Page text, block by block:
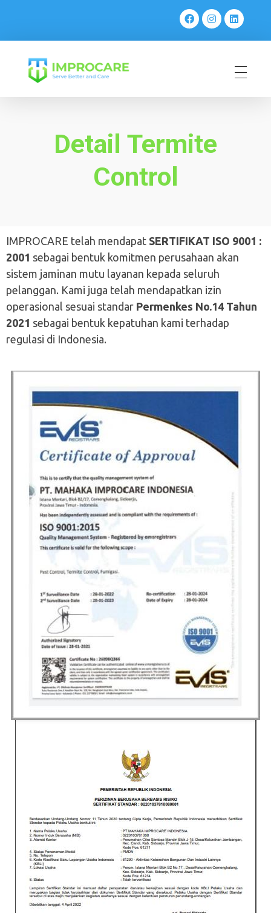
Detail Termite
Control
IMPROCARE telah mendapat SERTIFIKAT ISO 9001 :
2001 sebagai bentuk komitmen perusahaan akan
sistem jaminan mutu layanan kepada seluruh
pelanggan. Kami juga telah mendapatkan izin
operasional sesuai standar Permenkes No.14 Tahun
2021 sebagai bentuk kepatuhan kami terhadap
regulasi di Indonesia.